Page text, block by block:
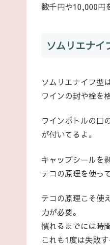
数千円や10,000円
ソムリエナイ
ソムリエナイフ型
ワインの封や栓を
ワインボトルの口
が付いてるよ。
キャップシールを
テコの原理を使っ
テコの原理こそ使
力が必要。
慣れるまでには時
これも1度は失敗す